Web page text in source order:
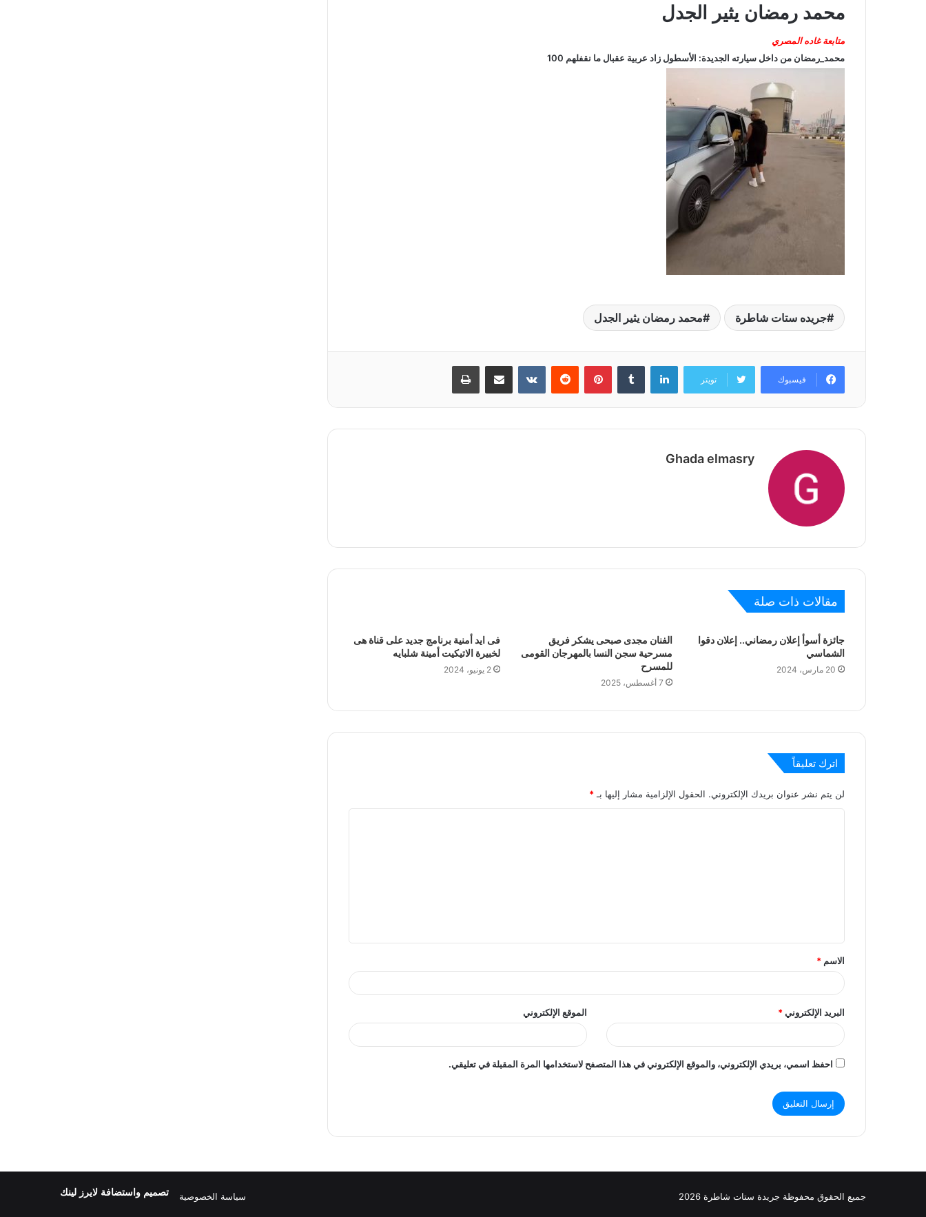
محمد رمضان يثير الجدل
متابعة غاده المصري
محمد_رمضان من داخل سيارته الجديدة: الأسطول زاد عربية عقبال ما نقفلهم 100
جريده ستات شاطرة محمد رمضان يثير الجدل
فيسبوك تويتر
لينكدإن بينتيريست
Ghada elmasry
مقالات ذات صلة
جائزة أسوأ إعلان رمضاني.. إعلان دقوا
الشماسي
20 مارس، 2024
الفنان مجدى صبحى يشكر فريق
مسرحية سجن النسا بالمهرجان القومى
للمسرح
7 أغسطس، 2025
فى ايد أمنية برنامج جديد على قناة هى
لخبيرة الاتيكيت أمينة شلبايه
2 يونيو، 2024
اترك تعليقاً
لن يتم نشر عنوان بريدك الإلكتروني. الحقول الإلزامية مشار إليها بـ*
ق
*
الاسم *
البريد الإلكتروني* الموقع الإلكتروني
احفظ اسمي، بريدي الإلكتروني، والموقع الإلكتروني في هذا المتصفح لاستخدامها المرة المقبلة في تعليقي.
جميع الحقوق محفوظة جريدة ستات شاطرة 2026 تصميم واستضافة لايرز لينك سياسة الخصوصية